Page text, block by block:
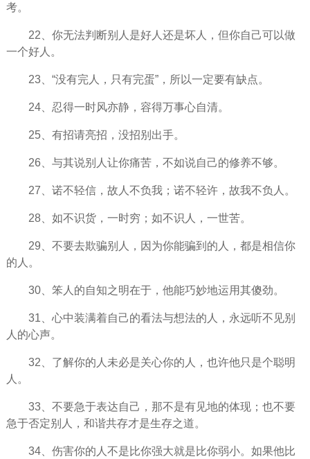
考。
22、你无法判断别人是好人还是坏人，但你自己可以做
一个好人。
23、“没有完人，只有完蛋”，所以一定要有缺点。
24、忍得一时风亦静，容得万事心自清。
25、有招请亮招，没招别出手。
26、与其说别人让你痛苦，不如说自己的修养不够。
27、诺不轻信， 故人 不负我；诺不轻许，故我不负人。
28、如不识货，一时穷；如不识人，一世苦。
29、不要去欺骗别人，因为你能骗到的人，都是相信你
的人。
30、笨人的自知之明在于，他能巧妙地运用其傻劲。
31、心中装满着自己的看法与想法的人， 永远听不见别
人的心声。
32、了解你的人未必是关心你的人，也许他只是个聪明
人。
33、不要急于表达自己，那不是有见地的体现；也不要
急于否定别人，和谐共存才是生存之道。
34、 伤害你的人不是比你强大就是比你弱小。如果他比